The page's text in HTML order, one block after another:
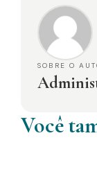
SOBRE O
Você